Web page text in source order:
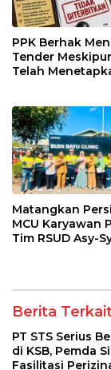
PPK Berhak
Tender
Telah
Matangkan
MCU Karyawan
Tim RSUD Asy-
Berita
PT STS Serius
di KSB, Pemda
Fasilitasi